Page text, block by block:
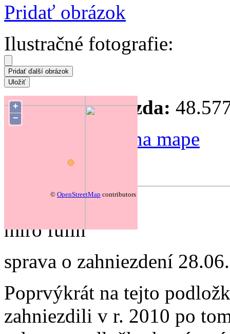
Pridať obrázok
Ilustračné fotografie:
+
−
© OpenStreetMap contributors
Súradnice hniezda:
Zmeniť polohu na mape
miro fulin
sprava o zahniezdení
Poprvýkrát na tejto
zahniezdili v r. 2010 po